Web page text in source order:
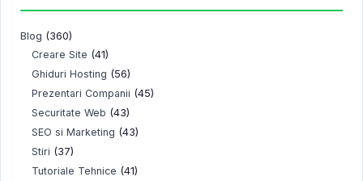
Blog (360)
Creare Site (41)
Ghiduri Hosting (56)
Prezentari Companii (45)
Securitate Web (43)
SEO si Marketing (43)
Stiri (37)
Tutoriale Tehnice (41)